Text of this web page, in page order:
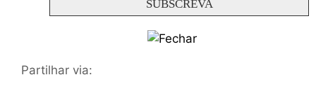
Partilhar via: